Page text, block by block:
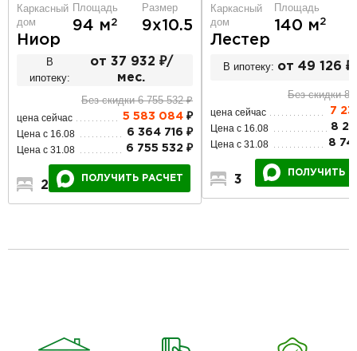
Каркасный
дом
Ниор
Площадь
94 м2
Размер
9х10.5
В
ипотеку:
от 37 932 ₽/
мес.
Без скидки 6 755 532 ₽
цена сейчас 5 583 084 ₽
Цена с 16.08 6 364 716 ₽
Цена с 31.08 6 755 532 ₽
2
ПОЛУЧИТЬ РАСЧЕТ
Каркасный
дом
Лестер
Площадь
140 м2
В ипотеку: от 49 126
Без скидки 8
цена сейчас 7
Цена с 16.08 8
Цена с 31.08 8
3
ПОЛУЧИТЬ